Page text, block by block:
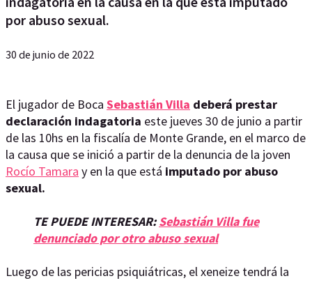
por abuso sexual.
30 de junio de 2022
El jugador de Boca Sebastián Villa deberá prestar
declaración indagatoria este jueves 30 de junio a partir
de las 10hs en la fiscalía de Monte Grande, en el marco de
la causa que se inició a partir de la denuncia de la joven
Rocío Tamara y en la que está imputado por abuso
sexual.
TE PUEDE INTERESAR:Sebastián Villa fue
denunciado por otro abuso sexual
Luego de las pericias psiquiátricas, el xeneize tendrá la